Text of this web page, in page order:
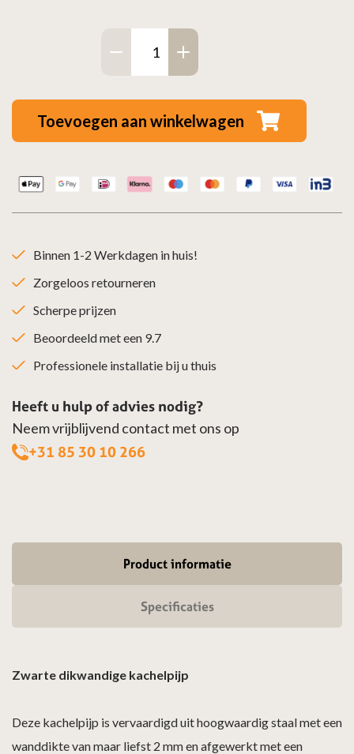
zwart
Toevoegen aan winkelwagen
Binnen 1-2 Werkdagen in huis!
Zorgeloos retourneren
Scherpe prijzen
Beoordeeld met een 9.7
Professionele installatie bij u thuis
Heeft u hulp of advies nodig?
Neem vrijblijvend contact met ons op
+31 85 30 10 266
Product informatie
Specificaties
Zwarte dikwandige kachelpijp
Deze kachelpijp is vervaardigd uit hoogwaardig staal met een
wanddikte van maar liefst 2 mm en afgewerkt met een